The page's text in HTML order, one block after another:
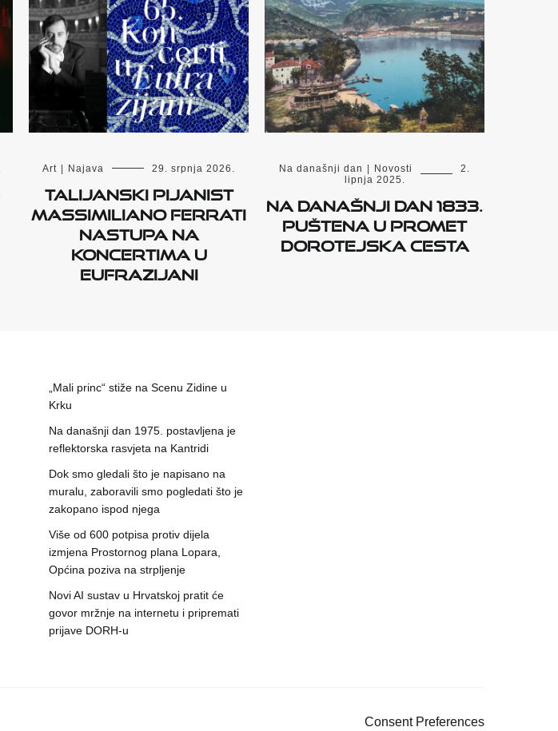
Art Najava 29. srpnja 2026.
Talijanski pijanist
Massimiliano Ferrati
nastupa na
Koncertima u
Eufrazijani
Na današnji dan Novosti
2.
lipnja 2025.
Na današnji dan 1833.
puštena u promet
Dorotejska cesta
„Mali princ“ stiže na Scenu Zidine u
Krku
Na današnji dan 1975. postavljena je
reflektorska rasvjeta na Kantridi
Dok smo gledali što je napisano na
muralu, zaboravili smo pogledati što je
zakopano ispod njega
Više od 600 potpisa protiv dijela
izmjena Prostornog plana Lopara,
Općina poziva na strpljenje
Novi AI sustav u Hrvatskoj pratit će
govor mržnje na internetu i pripremati
prijave DORH-u
Consent Preferences